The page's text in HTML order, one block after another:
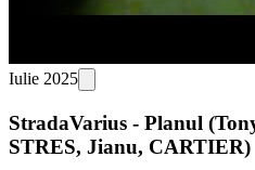
Iulie 2025
StradaVarius - Planul
STRES, Jianu, CARTIER)